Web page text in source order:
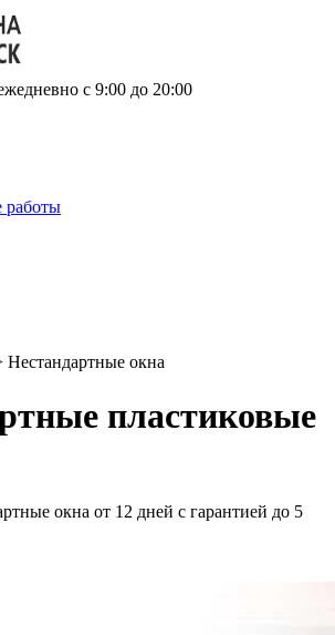
с 9:00 до 20:00
Нестандартные окна
пластиковые
окна от 12 дней с гарантией до 5